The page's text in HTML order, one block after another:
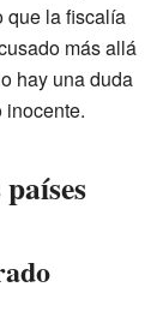
que la fiscalía
más allá
hay una duda
inocente.